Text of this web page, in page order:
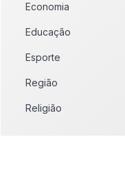
Economia
Educação
Esporte
Região
Religião